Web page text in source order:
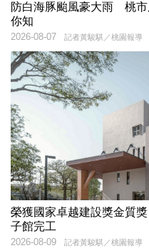
防白海豚颱風豪大雨 桃市
你知
記者黃駿騏／桃園報導
2026-08-07
榮獲國家卓越建設獎金質
子館完工
記者黃駿騏／桃園報導
2026-08-09